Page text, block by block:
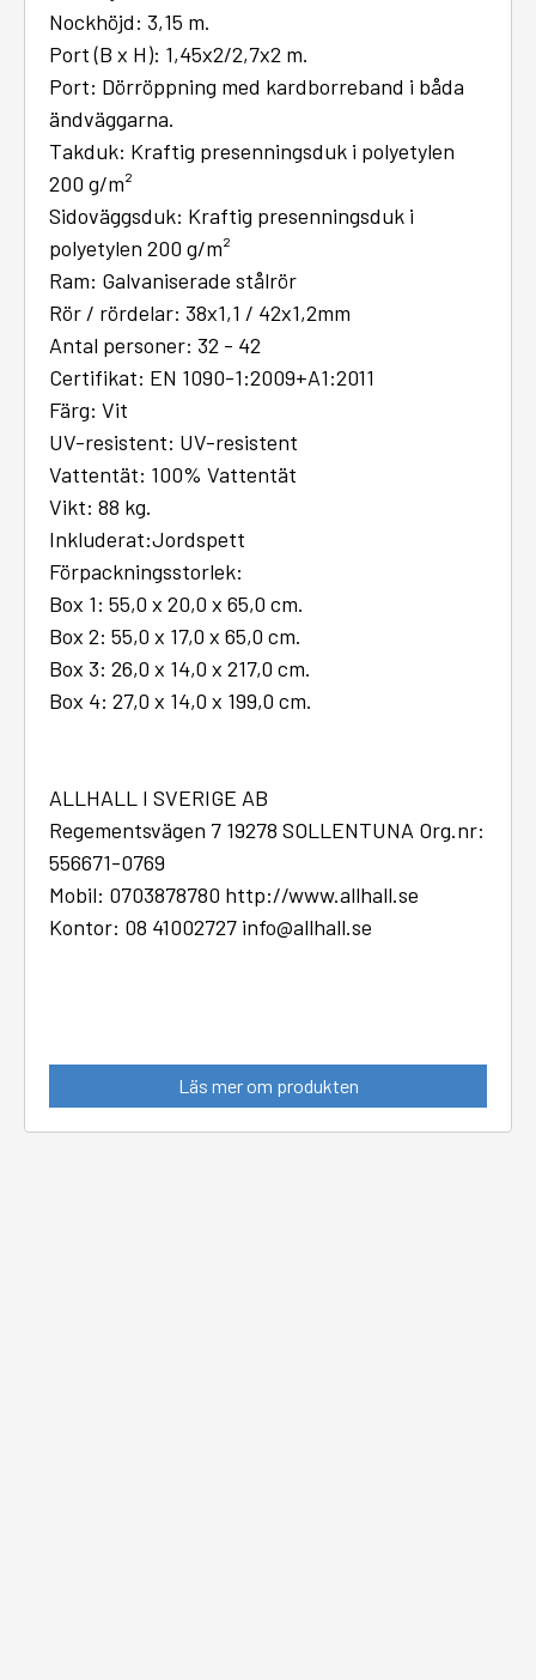
Nockhöjd: 3,15 m.
Port (B x H): 1,45x2/2,7x2 m.
Port: Dörröppning med kardborreband i båda
ändväggarna.
Takduk: Kraftig presenningsduk i polyetylen
200 g/m²
Sidoväggsduk: Kraftig presenningsduk i
polyetylen 200 g/m²
Ram: Galvaniserade stålrör
Rör / rördelar: 38x1,1 / 42x1,2mm
Antal personer: 32 - 42
Certifikat: EN 1090-1:2009+A1:2011
Färg: Vit
UV-resistent: UV-resistent
Vattentät: 100% Vattentät
Vikt: 88 kg.
Inkluderat:Jordspett
Förpackningsstorlek:
Box 1: 55,0 x 20,0 x 65,0 cm.
Box 2: 55,0 x 17,0 x 65,0 cm.
Box 3: 26,0 x 14,0 x 217,0 cm.
Box 4: 27,0 x 14,0 x 199,0 cm.
ALLHALL I SVERIGE AB
Regementsvägen 7 19278 SOLLENTUNA Org.nr:
556671-0769
Mobil: 0703878780 http://www.allhall.se
Kontor: 08 41002727 info@allhall.se
Läs mer om produkten